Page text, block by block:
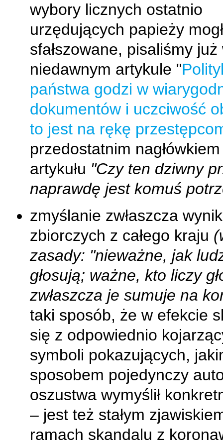
wybory licznych ostatnio
urzędujących papieży
sfałszowane, pisaliśmy już
niedawnym artykule "
państwa godzi w
dokumentów i uczciwość
to jest na rękę
przedostatnim
artykułu "Czy ten dziwny
naprawdę jest komuś
zmyślanie zwłaszcza
zbiorczych z całego kraju
zasady: "nieważne, jak
głosują; ważne, kto liczy
zwłaszcza je sumuje na
taki sposób, że w efekcie
się z odpowiednio
symboli pokazujących,
sposobem pojedynczy
oszustwa wymyślił
– jest też stałym
ramach skandalu z